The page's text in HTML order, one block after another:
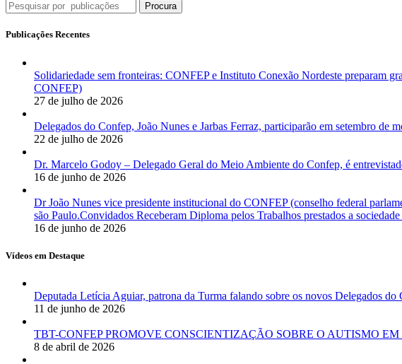
Procura
Publicações Recentes
Solidariedade sem fronteiras: CONFEP e Instituto Conexão Nordeste preparam
CONFEP)
27 de julho de 2026
Delegados do Confep, João Nunes e Jarbas Ferraz, participarão em setembro de
22 de julho de 2026
Dr. Marcelo Godoy – Delegado Geral do Meio Ambiente do Confep, é
16 de junho de 2026
Dr João Nunes vice presidente institucional do CONFEP (conselho federal
são Paulo.Convidados Receberam Diploma pelos Trabalhos prestados a
16 de junho de 2026
Vídeos em Destaque
Deputada Letícia Aguiar, patrona da Turma falando sobre os novos Delegados do
11 de junho de 2026
TBT-CONFEP PROMOVE CONSCIENTIZAÇÃO SOBRE O AUTISMO
8 de abril de 2026